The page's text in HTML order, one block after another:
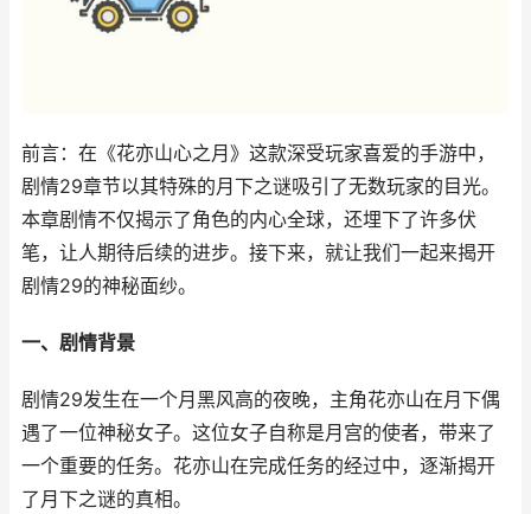
前言：在《花亦山心之月》这款深受玩家喜爱的手游中，
剧情29章节以其特殊的月下之谜吸引了无数玩家的目光。
本章剧情不仅揭示了角色的内心全球，还埋下了许多伏
笔，让人期待后续的进步。接下来，就让我们一起来揭开
剧情29的神秘面纱。
一、剧情背景
剧情29发生在一个月黑风高的夜晚，主角花亦山在月下偶
遇了一位神秘女子。这位女子自称是月宫的使者，带来了
一个重要的任务。花亦山在完成任务的经过中，逐渐揭开
了月下之谜的真相。